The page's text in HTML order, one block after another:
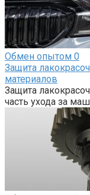
Обмен опытом 0
Защита
материалов
Защита
часть ухода за